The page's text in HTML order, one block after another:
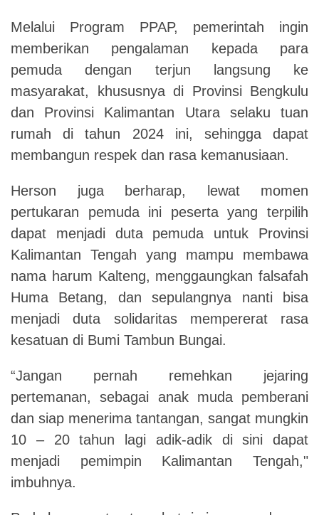
Melalui Program PPAP, pemerintah ingin
memberikan pengalaman kepada para
pemuda dengan terjun langsung ke
masyarakat, khususnya di Provinsi Bengkulu
dan Provinsi Kalimantan Utara selaku tuan
rumah di tahun 2024 ini, sehingga dapat
membangun respek dan rasa kemanusiaan.
Herson juga berharap, lewat momen
pertukaran pemuda ini peserta yang terpilih
dapat menjadi duta pemuda untuk Provinsi
Kalimantan Tengah yang mampu membawa
nama harum Kalteng, menggaungkan falsafah
Huma Betang, dan sepulangnya nanti bisa
menjadi duta solidaritas mempererat rasa
kesatuan di Bumi Tambun Bungai.
“Jangan pernah remehkan jejaring
pertemanan, sebagai anak muda pemberani
dan siap menerima tantangan, sangat mungkin
10 – 20 tahun lagi adik-adik di sini dapat
menjadi pemimpin Kalimantan Tengah,"
imbuhnya.